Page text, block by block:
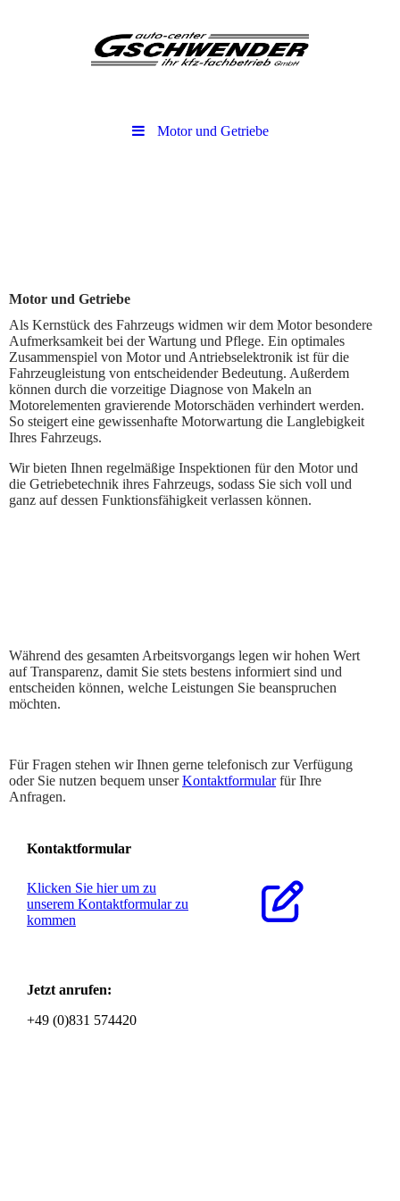
Motor und Getriebe
Motor und Getriebe
Als Kernstück des Fahrzeugs widmen wir dem Motor besondere
Aufmerksamkeit bei der Wartung und Pflege. Ein optimales
Zusammenspiel von Motor und Antriebselektronik ist für die
Fahrzeugleistung von entscheidender Bedeutung. Außerdem
können durch die vorzeitige Diagnose von Makeln an
Motorelementen gravierende Motorschäden verhindert werden.
So steigert eine gewissenhafte Motorwartung die Langlebigkeit
Ihres Fahrzeugs.
Wir bieten Ihnen regelmäßige Inspektionen für den Motor und
die Getriebetechnik ihres Fahrzeugs, sodass Sie sich voll und
ganz auf dessen Funktionsfähigkeit verlassen können.
Während des gesamten Arbeitsvorgangs legen wir hohen Wert
auf Transparenz, damit Sie stets bestens informiert sind und
entscheiden können, welche Leistungen Sie beanspruchen
möchten.
Für Fragen stehen wir Ihnen gerne telefonisch zur Verfügung
oder Sie nutzen bequem unserKontaktformularfür Ihre
Anfragen.
Kontaktformular
Klicken Sie hier um zu
unserem Kon­takt­for­mu­lar zu
kommen
Jetzt anrufen:
+49 (0)831 574420